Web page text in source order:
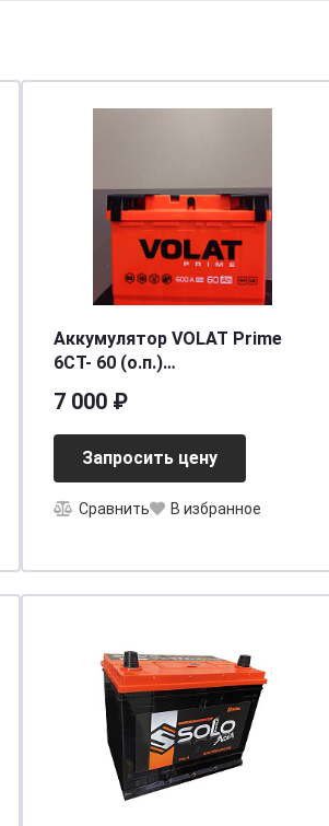
Аккумулятор VOLAT Prime
6СТ- 60 (о.п.)
7 000 ₽
Запросить цену
Сравнить В избранное